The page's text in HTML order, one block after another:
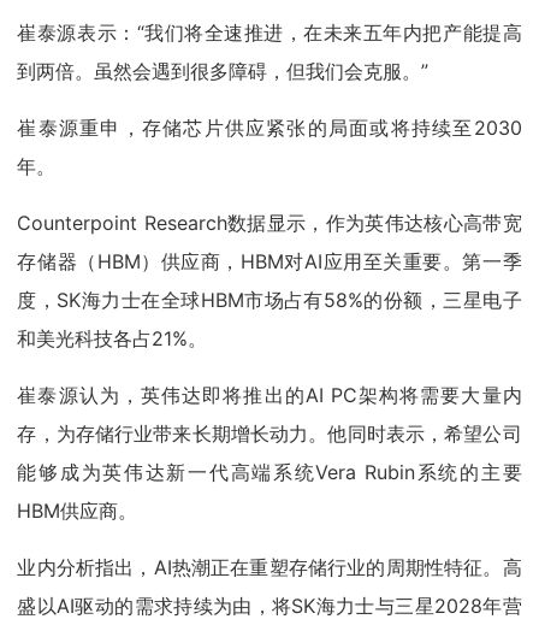
崔泰源表示：“我们将全速推进，在未来五年内把产能提高
到两倍。虽然会遇到很多障碍，但我们会克服。”
崔泰源重申，存储芯片供应紧张的局面或将持续至2030
年。
Counterpoint Research数据显示，作为英伟达核心高带宽
存储器（HBM）供应商，HBM对AI应用至关重要。第一季
度，SK海力士在全球HBM市场占有58%的份额，三星电子
和美光科技各占21%。
崔泰源认为，英伟达即将推出的AI PC架构将需要大量内
存，为存储行业带来长期增长动力。他同时表示，希望公司
能够成为英伟达新一代高端系统Vera Rubin系统的主要
HBM供应商。
业内分析指出，AI热潮正在重塑存储行业的周期性特征。高
盛以AI驱动的需求持续为由，将SK海力士与三星2028年营